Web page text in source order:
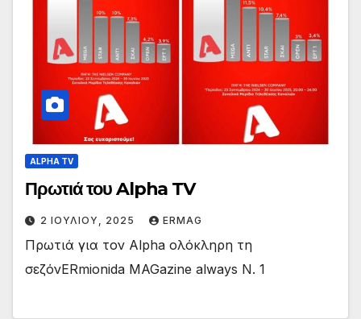
ALPHA TV
Πρωτιά του Alpha TV
2 ΙΟΥΛΊΟΥ, 2025 ERMAG
Πρωτιά για τον Alpha ολόκληρη τη
σεζόνERmionida MAGazine always N. ️1